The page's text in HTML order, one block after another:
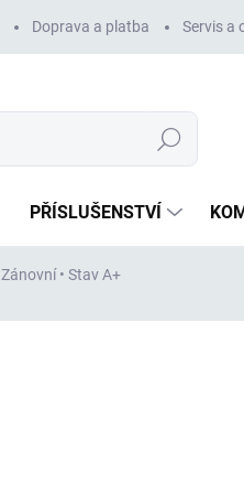
Doprava a platba Servis a
Hledat
PŘÍSLUŠENSTVÍ
Zánovní • Stav A+